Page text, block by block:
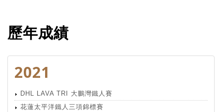
歷年成績
2021
DHL LAVA TRI 大鵬灣鐵人賽
花蓮太平洋鐵人三項錦標賽